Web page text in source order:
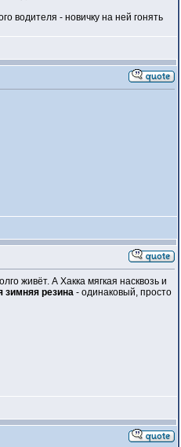
водителя - новичку на ней гонять
живёт. А Хакка мягкая насквозь и
зимняя резина - одинаковый, просто